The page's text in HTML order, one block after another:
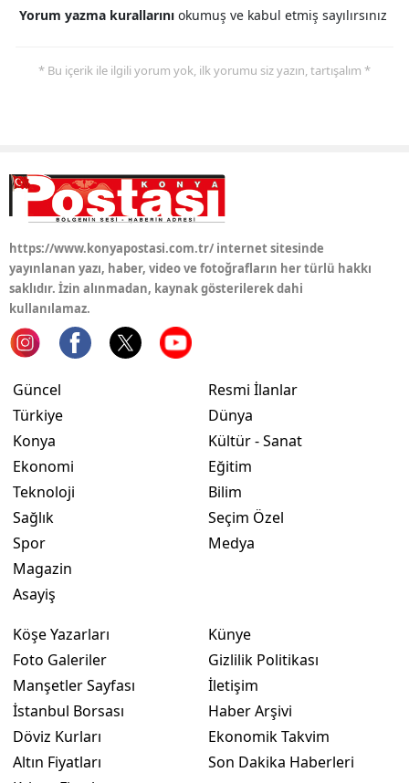
Kilis
Yorum yazma kurallarını okumuş ve kabul etmiş sayılırsınız
* Bu içerik ile ilgili yorum yok, ilk yorumu siz yazın, tartışalım *
https://www.konyapostasi.com.tr/ internet sitesinde
yayınlanan yazı, haber, video ve fotoğrafların her türlü hakkı
saklıdır. İzin alınmadan, kaynak gösterilerek dahi
kullanılamaz.
Güncel
Türkiye
Konya
Ekonomi
Teknoloji
Sağlık
Spor
Magazin
Asayiş
Resmi İlanlar
Dünya
Kültür - Sanat
Eğitim
Bilim
Seçim Özel
Medya
Köşe Yazarları
Foto Galeriler
Manşetler Sayfası
İstanbul Borsası
Döviz Kurları
Altın Fiyatları
Künye
Gizlilik Politikası
İletişim
Haber Arşivi
Ekonomik Takvim
Son Dakika Haberleri